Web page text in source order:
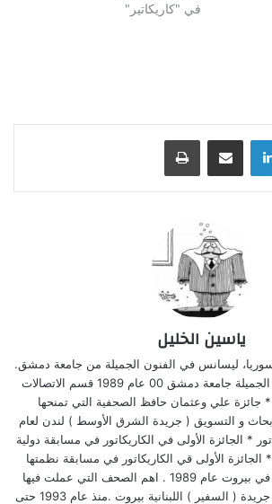
في "كاريكاتير"
لينكدإن مشاركة عبر البريد طباعة
ياسين الخليل
الخليل ( 1964 ) سوريا، ليسانس في الفنون الجميلة من جامعة دمشق.
متخرج من كلية الفنون الجميلة جامعة دمشق 00 عام 1989 قسم الاتصالات
* جائزة علي وعثمان حافظ الصحفية التي تمنحها
و التسويق ( جريدة الشرق الأوسط ) لندن لعام
* الجائزة الأولى في الكاريكاتور في مسابقة دولية
. * الجائزة الأولى قي الكاريكاتور في مسابقة نظمتها
جريدة السفير اللبنانية في بيروت عام 1989 . اهم الصحف التي عملت فيها
سابقا: *رسام كاريكاتور جريدة ( السفير ) اللبنانية بيروت .منذ عام 1993 حتى